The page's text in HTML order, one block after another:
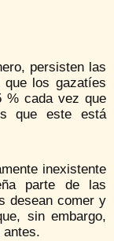
persisten las
los gazatíes
% cada vez que
que este está
inexistente
parte de las
desean comer y
sin embargo,
antes.